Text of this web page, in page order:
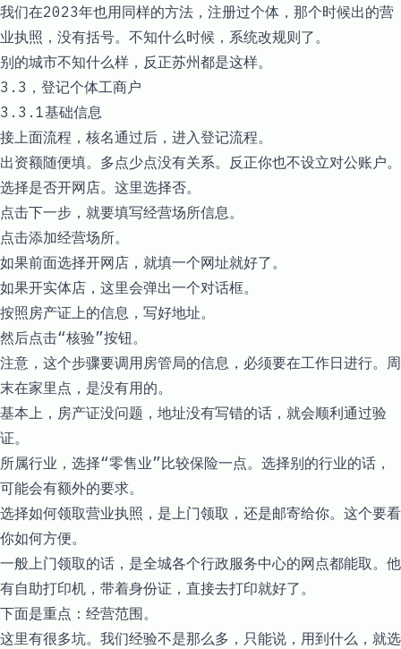
我们在2023年也用同样的方法，注册过个体，那个时候出的营
业执照，没有括号。不知什么时候，系统改规则了。
别的城市不知什么样，反正苏州都是这样。
3.3，登记个体工商户
3.3.1基础信息
接上面流程，核名通过后，进入登记流程。
出资额随便填。多点少点没有关系。反正你也不设立对公账户。
选择是否开网店。这里选择否。
点击下一步，就要填写经营场所信息。
点击添加经营场所。
如果前面选择开网店，就填一个网址就好了。
如果开实体店，这里会弹出一个对话框。
按照房产证上的信息，写好地址。
然后点击“核验”按钮。
注意，这个步骤要调用房管局的信息，必须要在工作日进行。周
末在家里点，是没有用的。
基本上，房产证没问题，地址没有写错的话，就会顺利通过验
证。
所属行业，选择“零售业”比较保险一点。选择别的行业的话，
可能会有额外的要求。
选择如何领取营业执照，是上门领取，还是邮寄给你。这个要看
你如何方便。
一般上门领取的话，是全城各个行政服务中心的网点都能取。他
有自助打印机，带着身份证，直接去打印就好了。
下面是重点：经营范围。
这里有很多坑。我们经验不是那么多，只能说，用到什么，就选